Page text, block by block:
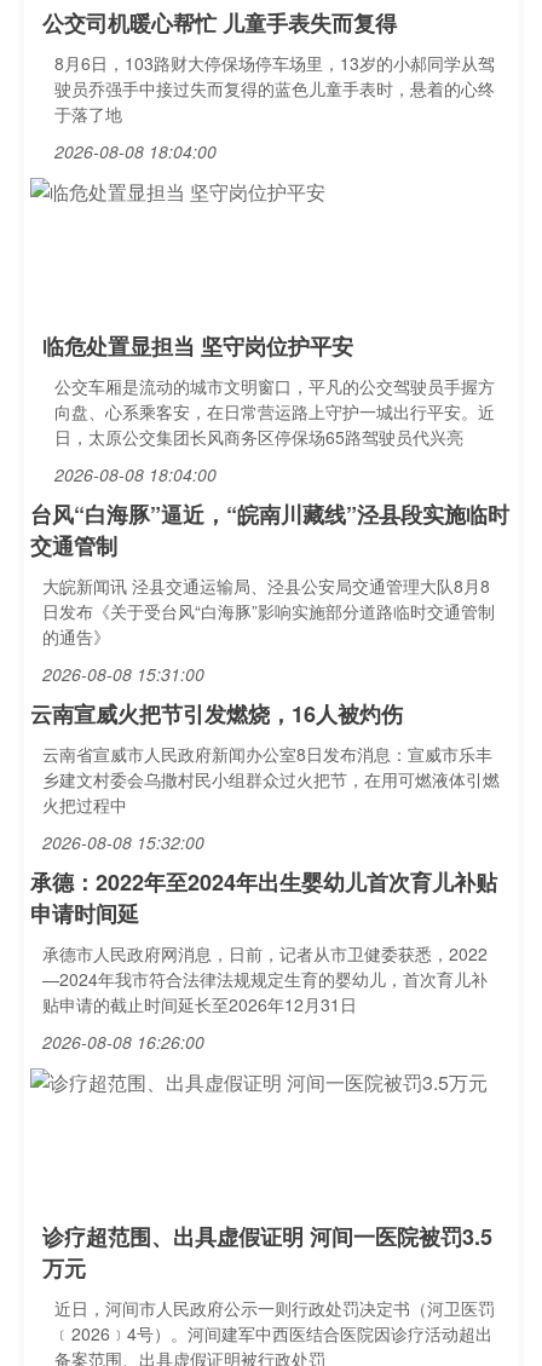
公交司机暖心帮忙 儿童手表失而复得
8月6日，103路财大停保场停车场里，13岁的小郝同学从驾
驶员乔强手中接过失而复得的蓝色儿童手表时，悬着的心终
于落了地
2026-08-08 18:04:00
临危处置显担当 坚守岗位护平安
公交车厢是流动的城市文明窗口，平凡的公交驾驶员手握方
向盘、心系乘客安，在日常营运路上守护一城出行平安。近
日，太原公交集团长风商务区停保场65路驾驶员代兴亮
2026-08-08 18:04:00
台风“白海豚”逼近，“皖南川藏线”泾县段实施临时
交通管制
大皖新闻讯 泾县交通运输局、泾县公安局交通管理大队8月8
日发布《关于受台风“白海豚”影响实施部分道路临时交通管制
的通告》
2026-08-08 15:31:00
云南宣威火把节引发燃烧，16人被灼伤
云南省宣威市人民政府新闻办公室8日发布消息：宣威市乐丰
乡建文村委会乌撒村民小组群众过火把节，在用可燃液体引燃
火把过程中
2026-08-08 15:32:00
承德：2022年至2024年出生婴幼儿首次育儿补贴
申请时间延
承德市人民政府网消息，日前，记者从市卫健委获悉，2022
—2024年我市符合法律法规规定生育的婴幼儿，首次育儿补
贴申请的截止时间延长至2026年12月31日
2026-08-08 16:26:00
诊疗超范围、出具虚假证明 河间一医院被罚3.5
万元
近日，河间市人民政府公示一则行政处罚决定书（河卫医罚
﹝2026﹞4号）。河间建军中西医结合医院因诊疗活动超出
备案范围、出具虚假证明被行政处罚